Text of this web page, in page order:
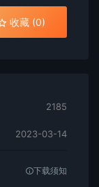
收藏 (0)
2185
2023-03-14
下载须知